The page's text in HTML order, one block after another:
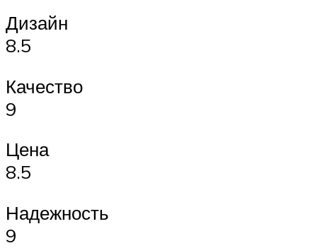
Дизайн
8.5
Качество
9
Цена
8.5
Надежность
9